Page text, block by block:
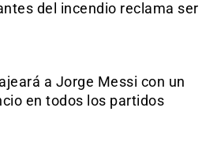
del incendio reclama ser
a Jorge Messi con un
en todos los partidos